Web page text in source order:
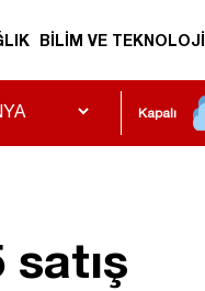
BİLİM VE TEKNOLOJİ
Kapalı